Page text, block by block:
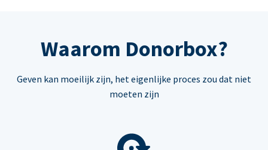
Waarom Donorbox?
Geven kan moeilijk zijn, het eigenlijke proces zou dat niet
moeten zijn